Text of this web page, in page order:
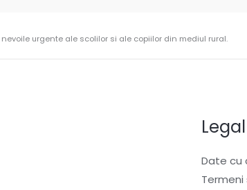
urgente ale scolilor si ale copiilor din mediul rural.
Legal
Date cu
Termeni